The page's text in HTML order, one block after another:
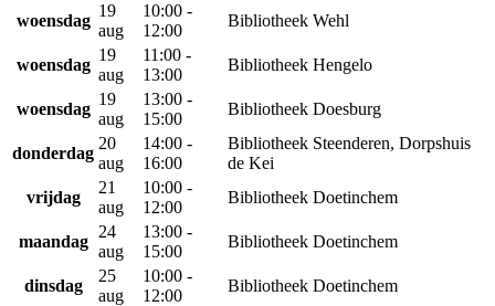
woensdag
19
aug
10:00 -
12:00
Bibliotheek Wehl
woensdag
19
aug
11:00 -
13:00
Bibliotheek Hengelo
woensdag
19
aug
13:00 -
15:00
Bibliotheek Doesburg
donderdag
20
aug
14:00 -
16:00
Bibliotheek Steenderen, Dorpshuis
de Kei
vrijdag
21
aug
10:00 -
12:00
Bibliotheek Doetinchem
maandag
24
aug
13:00 -
15:00
Bibliotheek Doetinchem
dinsdag
25
aug
10:00 -
12:00
Bibliotheek Doetinchem